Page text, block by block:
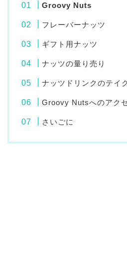
Groovy Nuts
フレーバーナッツ
ギフト用ナッツ
ナッツの量り売り
ナッツドリンクのテイ
Groovy Nutsへのアク
さいごに